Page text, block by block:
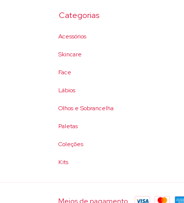
Categorias
Acessórios
Skincare
Face
Lábios
Olhos e Sobrancelha
Paletas
Coleções
Kits
Meios de pagamento